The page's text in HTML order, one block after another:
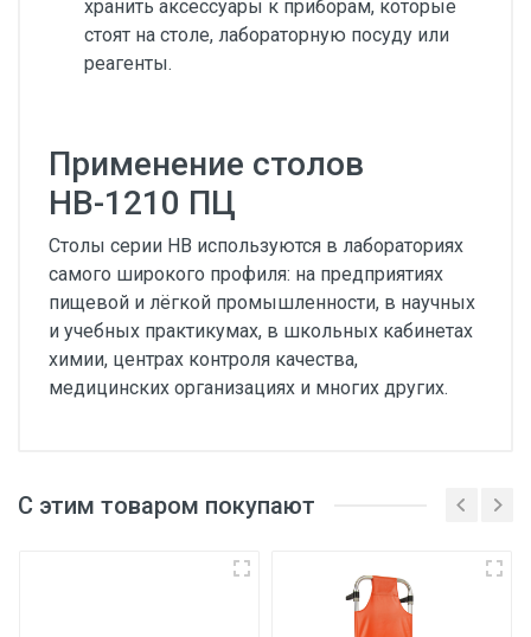
хранить аксессуары к приборам, которые
стоят на столе, лабораторную посуду или
реагенты.
Применение столов
НВ-1210 ПЦ
Столы серии НВ используются в лабораториях
самого широкого профиля: на предприятиях
пищевой и лёгкой промышленности, в научных
и учебных практикумах, в школьных кабинетах
химии, центрах контроля качества,
медицинских организациях и многих других.
С этим товаром покупают